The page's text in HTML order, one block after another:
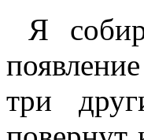
Я
три